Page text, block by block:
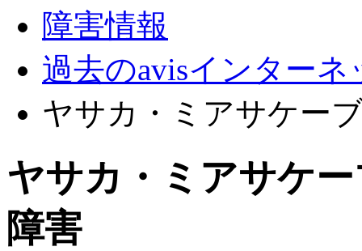
障害情報
過去のavisインターネ
ヤサカ・ミアサケー
ヤサカ・ミアサケ
障害